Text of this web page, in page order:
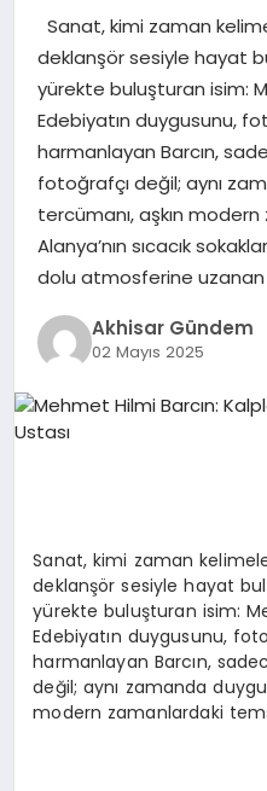
TEKNOLOJI
YAŞAM
Sanat, kimi zaman
deklanşör sesiyle hayat
yürekte buluşturan isim:
Edebiyatın duygusunu,
harmanlayan Barcın,
fotoğrafçı değil; aynı
tercümanı, aşkın
Alanya’nın sıcacık
dolu atmosferine uzanan
Akhisar Gündem
02 Mayıs 2025
Sanat, kimi zaman
deklanşör sesiyle hayat
yürekte buluşturan isim:
Edebiyatın duygusunu,
harmanlayan Barcın,
değil; aynı zamanda
modern zamanlardaki